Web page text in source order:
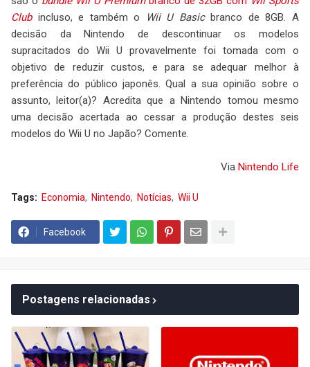
Clubincluso, e também o Wii U Basicbranco de 8GB. A
decisão da Nintendo de descontinuar os modelos
supracitados do Wii U provavelmente foi tomada com o
objetivo de reduzir custos, e para se adequar melhor à
preferência do público japonês. Qual a sua opinião sobre o
assunto, leitor(a)? Acredita que a Nintendo tomou mesmo
uma decisão acertada ao cessar a produção destes seis
modelos do Wii U no Japão? Comente.
Via Nintendo Life
Tags: Economia Nintendo Notícias Wii U
Facebook
Postagens relacionadas